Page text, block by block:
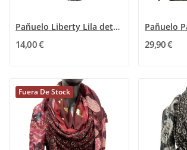
Pañuelo Liberty Lila detalles Dorado Floral
14,00 € 29,90 €
Fuera De Stock